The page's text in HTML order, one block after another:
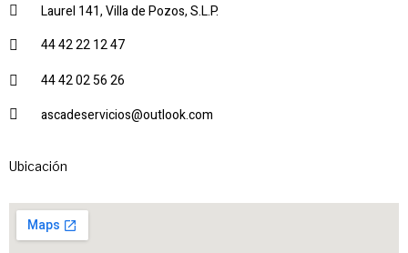
Laurel 141, Villa de Pozos, S.L.P.
44 42 22 12 47
44 42 02 56 26
ascadeservicios@outlook.com
Ubicación